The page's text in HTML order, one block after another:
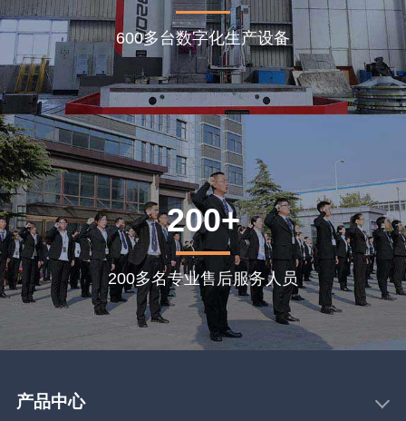
600多台数字化生产设备
200+
200多名专业售后服务人员
产品中心